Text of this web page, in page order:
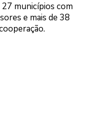
municípios com
e mais de 38